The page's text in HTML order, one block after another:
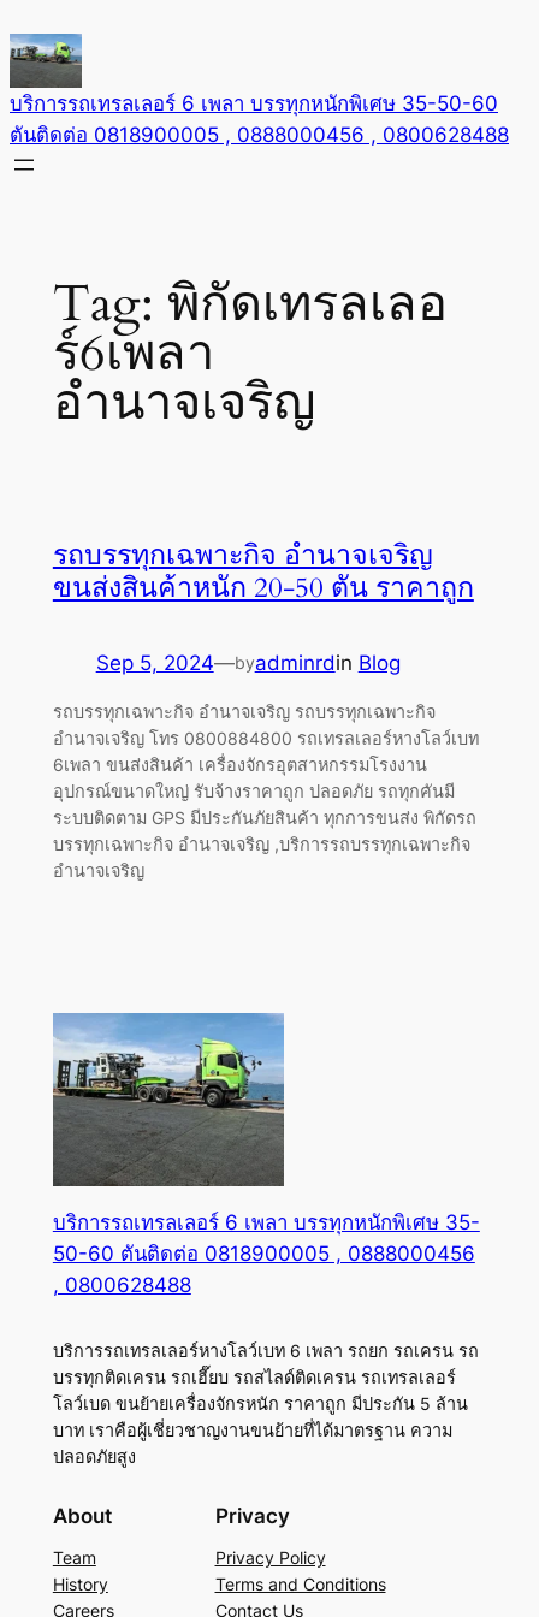
to
content
บริการรถเทรลเลอร์ 6 เพลา บรรทุกหนักพิเศษ 35-50-60
ตันติดต่อ 0818900005 , 0888000456 , 0800628488
Tag: พิกัดเทรลเลอ
ร์6เพลา
อำนาจเจริญ
รถบรรทุกเฉพาะกิจ อำนาจเจริญ
ขนส่งสินค้าหนัก 20-50 ตัน ราคาถูก
Sep 5, 2024—byadminrdin Blog
รถบรรทุกเฉพาะกิจ อำนาจเจริญ รถบรรทุกเฉพาะกิจ
อำนาจเจริญ โทร 0800884800 รถเทรลเลอร์หางโลว์เบท
6เพลา ขนส่งสินค้า เครื่องจักรอุตสาหกรรมโรงงาน
อุปกรณ์ขนาดใหญ่ รับจ้างราคาถูก ปลอดภัย รถทุกคันมี
ระบบติดตาม GPS มีประกันภัยสินค้า ทุกการขนส่ง พิกัดรถ
บรรทุกเฉพาะกิจ อำนาจเจริญ ,บริการรถบรรทุกเฉพาะกิจ
อำนาจเจริญ
บริการรถเทรลเลอร์ 6 เพลา บรรทุกหนักพิเศษ 35-
50-60 ตันติดต่อ 0818900005 , 0888000456
, 0800628488
บริการรถเทรลเลอร์หางโลว์เบท 6 เพลา รถยก รถเครน รถ
บรรทุกติดเครน รถเฮี๊ยบ รถสไลด์ติดเครน รถเทรลเลอร์
โลว์เบด ขนย้ายเครื่องจักรหนัก ราคาถูก มีประกัน 5 ล้าน
บาท เราคือผู้เชี่ยวชาญงานขนย้ายที่ได้มาตรฐาน ความ
ปลอดภัยสูง
About
Team
History
Careers
Privacy
Privacy Policy
Terms and Conditions
Contact Us